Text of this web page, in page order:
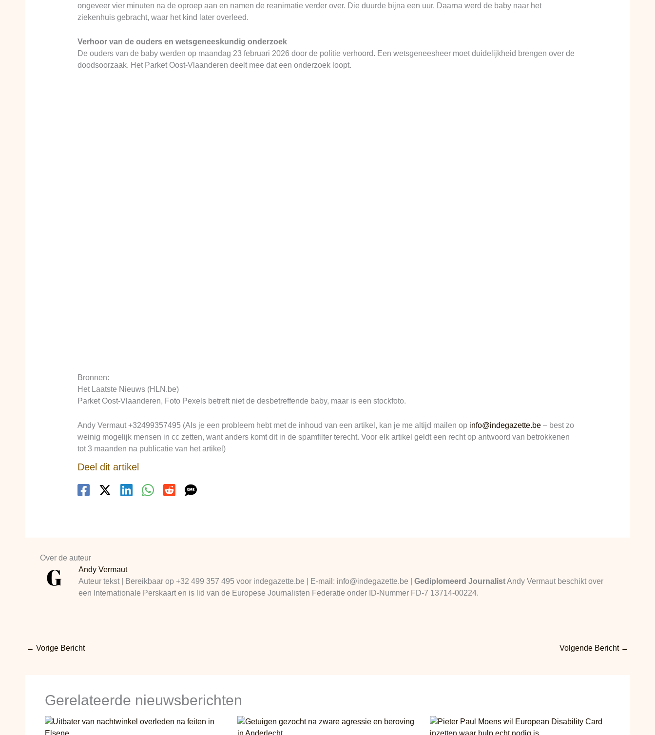
ongeveer vier minuten na de oproep aan en namen de reanimatie verder over. Die duurde bijna een uur. Daarna werd de baby naar het
ziekenhuis gebracht, waar het kind later overleed.
Verhoor van de ouders en wetsgeneeskundig onderzoek
De ouders van de baby werden op maandag 23 februari 2026 door de politie verhoord. Een wetsgeneesheer moet duidelijkheid brengen over de
doodsoorzaak. Het Parket Oost-Vlaanderen deelt mee dat een onderzoek loopt.
Bronnen:
Het Laatste Nieuws (HLN.be)
Parket Oost-Vlaanderen, Foto Pexels betreft niet de desbetreffende baby, maar is een stockfoto.
Andy Vermaut +32499357495 (Als je een probleem hebt met de inhoud van een artikel, kan je me altijd mailen op info@indegazette.be– best zo
weinig mogelijk mensen in cc zetten, want anders komt dit in de spamfilter terecht. Voor elk artikel geldt een recht op antwoord van betrokkenen
tot 3 maanden na publicatie van het artikel)
Deel dit artikel
Over de auteur
Andy Vermaut
Auteur tekst | Bereikbaar op +32 499 357 495 voor indegazette.be | E-mail: info@indegazette.be |Gediplomeerd JournalistAndy Vermaut beschikt over
een Internationale Perskaart en is lid van de Europese Journalisten Federatie onder ID-Nummer FD-7 13714-00224.
← Vorige Bericht Volgende Bericht →
Gerelateerde nieuwsberichten